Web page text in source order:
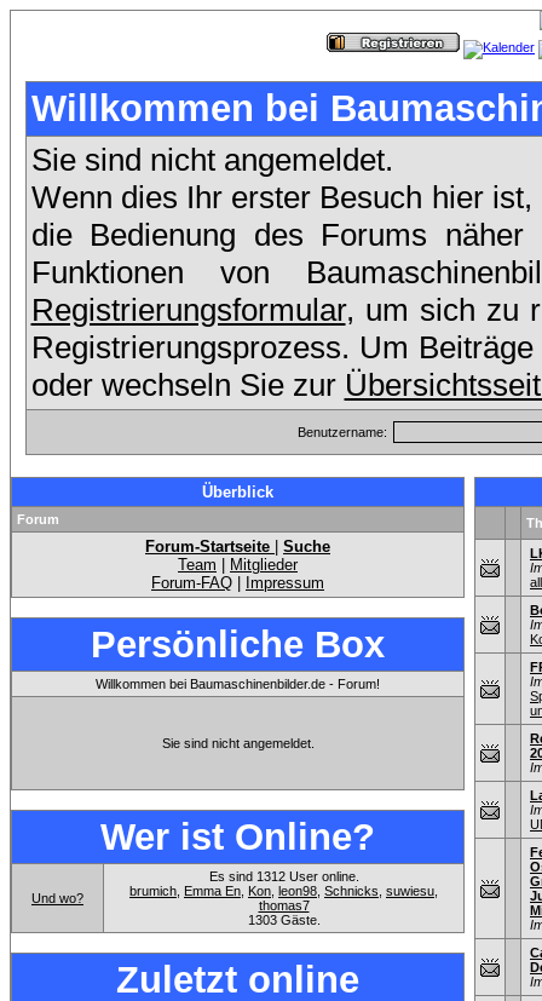
Willkommen bei
Sie sind nicht angemeldet.
Wenn dies Ihr erster Besuch hier
die Bedienung des Forums
Funktionen von
Registrierungsformular, um sich zu
Registrierungsprozess. Um
oder wechseln Sie zur
Benutzername:
Überblick
Forum
Forum-Startseite
Suche
Team
Mitglieder
Forum-FAQ
Impressum
Persönliche Box
Willkommen bei Baumaschinenbilder.de - Forum!
Sie sind nicht angemeldet.
Wer ist Online?
Und wo?
Es sind 1312 User online.
brumich Emma En Kon leon98 Schnicks suwiesu
thomas7
1303 Gäste.
Zuletzt online